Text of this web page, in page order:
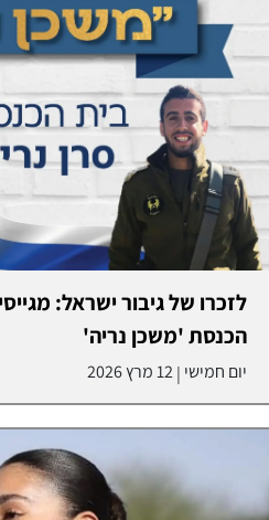
לזכרו של גיבור ישראל:
הכנסת 'משכן נריה'
יום חמישי |12 מרץ 2026